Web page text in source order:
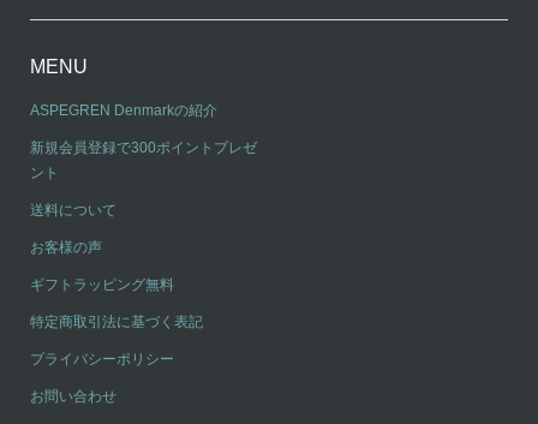
MENU
ASPEGREN Denmarkの紹介
新規会員登録で300ポイントプレゼ
ント
送料について
お客様の声
ギフトラッピング無料
特定商取引法に基づく表記
プライバシーポリシー
お問い合わせ